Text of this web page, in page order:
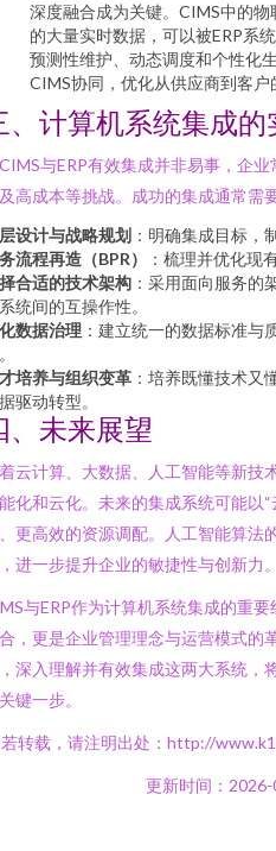
深度融合成为关键。CIMS中的
的大量实时数据，可以被ERP系
预测性维护、动态调度和个性化
CIMS协同，优化从供应商到客户
、计算机系统集成
与ERP有效集成并非易事，企
高成本等挑战。成功的集成通常需
设计与战略规划 ：明确集成目标，
流程再造（BPR）
：梳理并优化现
合适的技术架构 ：采用面向服务的
统间的互操作性。
数据治理 ：建立统一的数据标准与
培养与组织变革 ：培养既懂技术又
驱动转型。
、未来展望
云计算、大数据、人工智能等新技
化和云化。未来的集成系统可能以
更高效的资源调配。人工智能算法
进一步提升企业的敏捷性与创新力。
与ERP作为计算机系统集成的重
，更是企业管理理念与运营模式的
深入理解并有效集成这两大系统，
键一步。
转载，请注明出处：http://
更新时间：